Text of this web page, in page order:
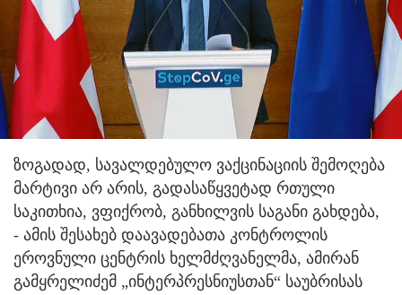
ზოგადად, სავალდებულო ვაქცინაციის შემოღება
მარტივი არ არის, გადასაწყვეტად რთული
საკითხია, ვფიქრობ, განხილვის საგანი გახდება,
- ამის შესახებ დაავადებათა კონტროლის
ეროვნული ცენტრის ხელმძღვანელმა, ამირან
გამყრელიძემ „ინტერპრესნიუსთან“ საუბრისას